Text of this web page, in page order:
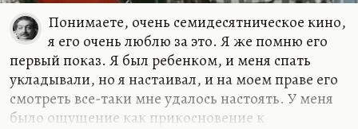
Понимаете, очень семидесятническое кино,
я его очень люблю за это. Я же помню его
первый показ. Я был ребенком, и меня спать
укладывали, но я настаивал, и на моем праве его
смотреть все-таки мне удалось настоять. У меня
было ощущение как прикосновение к